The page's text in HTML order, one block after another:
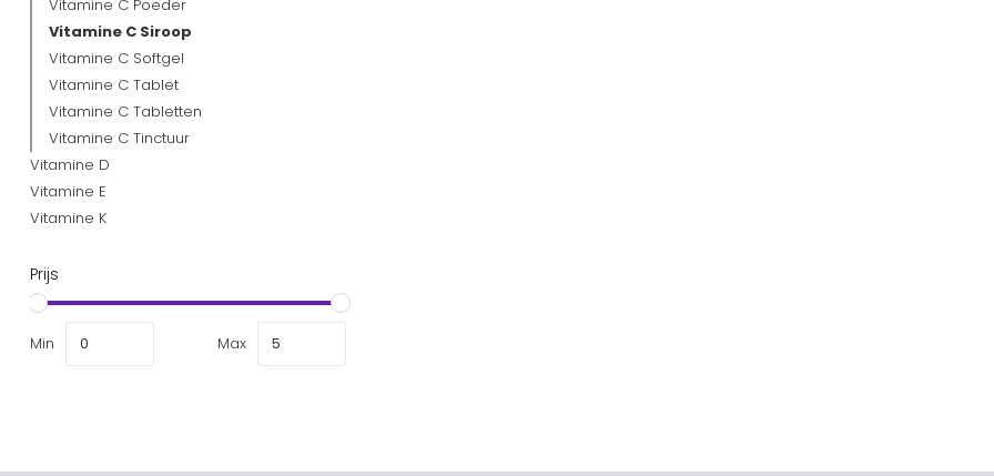
Vitamine C Poeder
Vitamine C Siroop
Vitamine C Softgel
Vitamine C Tablet
Vitamine C Tabletten
Vitamine C Tinctuur
Vitamine D
Vitamine E
Vitamine K
Prijs
Min Max